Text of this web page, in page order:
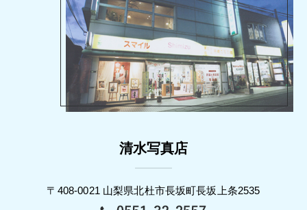
清水写真店
〒408-0021 山梨県北杜市長坂町長坂上条2535